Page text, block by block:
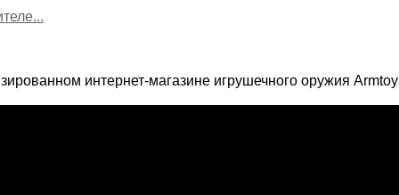
интернет-магазине игрушечного оружия